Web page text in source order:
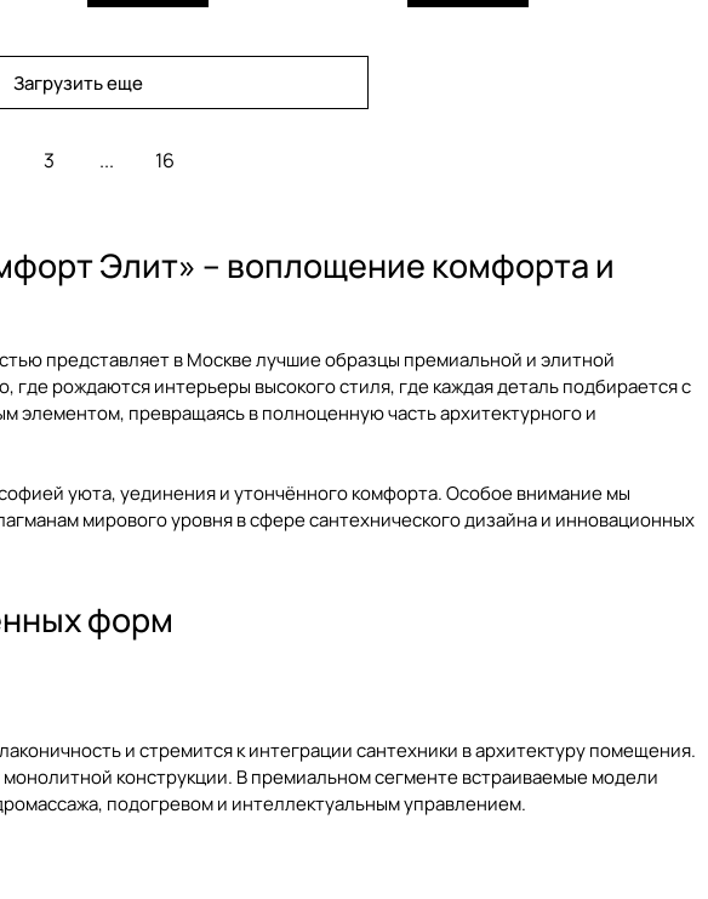
Загрузить еще
3 ... 16
Элит» – воплощение комфорта и
представляет в Москве лучшие образцы премиальной и элитной
рождаются интерьеры высокого стиля, где каждая деталь подбирается с
элементом, превращаясь в полноценную часть архитектурного и
уюта, уединения и утончённого комфорта. Особое внимание мы
мирового уровня в сфере сантехнического дизайна и инновационных
форм
и стремится к интеграции сантехники в архитектуру помещения.
конструкции. В премиальном сегменте встраиваемые модели
подогревом и интеллектуальным управлением.